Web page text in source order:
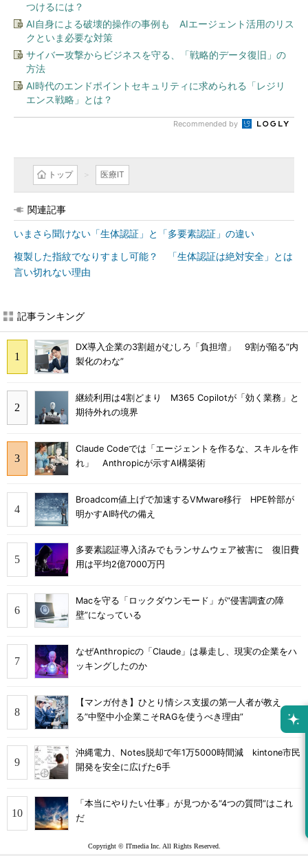
つけるには？
AI自身による破壊的操作の事例も AIエージェント活用のリス
クといま必要な対策
サイバー攻撃からビジネスを守る、「戦略的データ復旧」の
方法
AI時代のエンドポイントセキュリティに求められる「レジリ
エンス戦略」とは？
Recommended by
トップ 医療IT
関連記事
いまさら聞けない「生体認証」と「多要素認証」の違い
複製した指紋でなりすまし可能？ 「生体認証は絶対安全」とは
言い切れない理由
記事ランキング
DX導入企業の3割超がむしろ「負担増」 9割が陥る“内
製化のわな”
継続利用は4割どまり M365 Copilotが「効く業務」と
期待外れの境界
Claude Codeでは「エージェントを作るな、スキルを作
れ」 Anthropicが示すAI構築術
Broadcom値上げで加速するVMware移行 HPE幹部が
明かすAI時代の備え
多要素認証導入済みでもランサムウェア被害に 復旧費
用は平均2億7000万円
Macを守る「ロックダウンモード」が“侵害調査の障
壁”になっている
なぜAnthropicの「Claude」は暴走し、現実の企業をハ
ッキングしたのか
【マンガ付き】ひとり情シス支援の第一人者が教え
る”中堅中小企業こそRAGを使うべき理由”
沖縄電力、Notes脱却で年1万5000時間減 kintone市民
開発を安全に広げた6手
「本当にやりたい仕事」が見つかる“4つの質問”はこれ
だ
Copyright © ITmedia Inc. All Rights Reserved.